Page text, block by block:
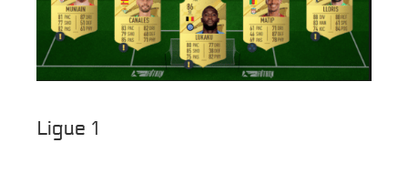
Ligue 1